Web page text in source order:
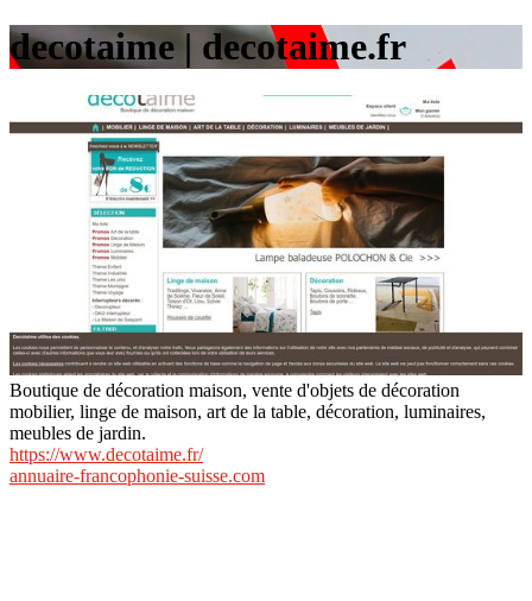
decotaime | decotaime.fr
Boutique de décoration maison, vente d'objets de décoration
mobilier, linge de maison, art de la table, décoration, luminaires,
meubles de jardin.
https://www.decotaime.fr/
annuaire-francophonie-suisse.com